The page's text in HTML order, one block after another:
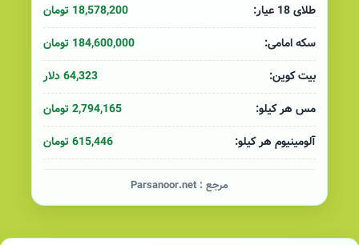
طلای 18 عیار:
18,578,200 تومان
سکه امامی:
184,600,000 تومان
بیت کوین:
64,323 دلار
مس هر کیلو:
2,794,165 تومان
آلومینیوم هر کیلو:
615,446 تومان
مرجع : Parsanoor.net